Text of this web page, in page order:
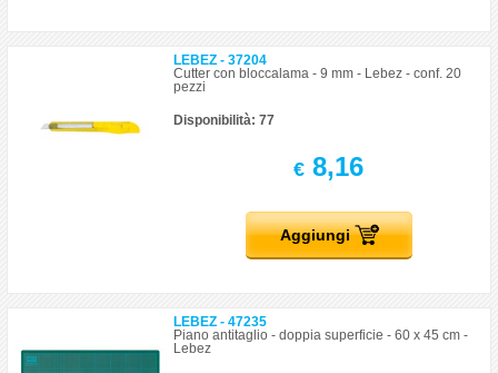
LEBEZ - 37204
Cutter con bloccalama - 9 mm - Lebez - conf. 20
pezzi
Disponibilità: 77
€ 8,16
Aggiungi
LEBEZ - 47235
Piano antitaglio - doppia superficie - 60 x 45 cm -
Lebez